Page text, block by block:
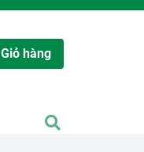
Giỏ hàng